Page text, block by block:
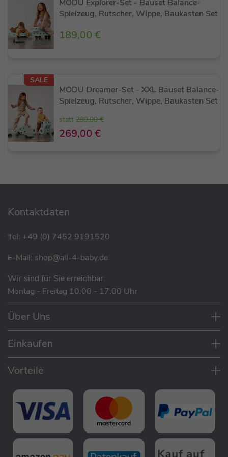
Von 0 - 6 Jahren geeignet
Unterstützt die ersten Schritte des Babys
Geräumige Box zum Transport von
Einfacher Umbau, wenn das Kind wächst:
Lauflernhilfe, Schubkarre, Tritthocker
Ideal zum Erlernen grundlegender motorischer
Fähigkeiten
Pflege: Abwischen, ins Bad nehmen,
spülmaschinenfest
Qualität: 100 % recycelbarer EPP-Schaum und
ABS in Lebensmittelqualität
Lieferumfang
22 Elemente (3x Blöcke, 14x Verbinder, 4x
Schaumstoffräder, 1x Box)
Anleitung
MODU Explorer-Set - Bauset Balance-
Spielzeug, Rutscher, Wippe, Baukasten Set
189,00 €
SALE
MODU Dreamer-Set - XXL Bauset Balance-
Spielzeug, Rutscher, Wippe, Baukasten Set
statt 289,00 €
269,00 €
Kontaktdaten
Tel: +49 (0) 7452 9191520
E-Mail: shop@all-4-baby.de
Wir sind für Sie erreichbar:
Montag - Freitag 10:00 - 17:00 Uhr
Über Uns
Einkaufen
Vorteile